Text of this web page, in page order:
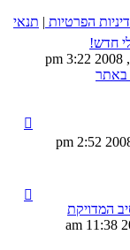
המדויקת
הפרטיות | תנאי
באתר